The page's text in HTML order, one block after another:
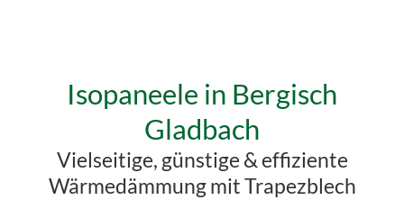
Isopaneele in Bergisch
Gladbach
Vielseitige, günstige & effiziente
Wärmedämmung mit Trapezblech